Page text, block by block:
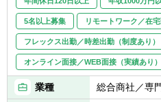
当社業務全般
り、中心とな
したいと考え
【アピールポ
■同社の監査部
組んでおり、
化に向けた取
5名以上募集 リモートワーク／在
フレックス出勤／時差出勤（制度あり）
オンライン面接／WEB面接（実績あり）
業種 総合商社／専